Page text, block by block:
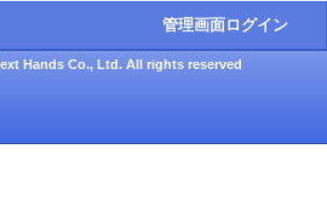
管理画面ログイン
Hands Co., Ltd. All rights reserved